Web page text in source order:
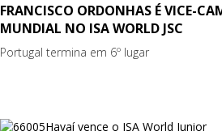
FRANCISCO ORDONHAS É VICE-
MUNDIAL NO ISA WORLD JSC
Portugal termina em 6º lugar